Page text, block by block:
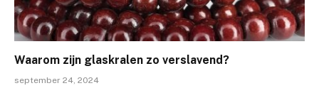
Waarom zijn glaskralen zo verslavend?
september 24, 2024